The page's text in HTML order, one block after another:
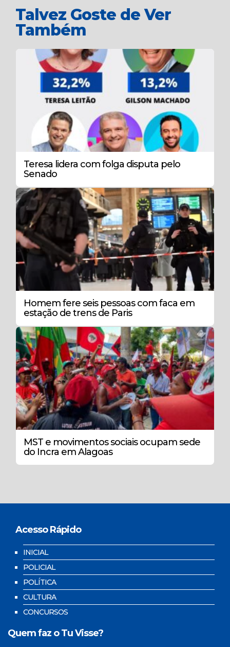
Talvez Goste de Ver
Também
Teresa lidera com folga disputa pelo
Senado
Homem fere seis pessoas com faca em
estação de trens de Paris
MST e movimentos sociais ocupam sede
do Incra em Alagoas
Acesso Rápido
INICIAL
POLICIAL
POLÍTICA
CULTURA
CONCURSOS
Quem faz o Tu Visse?